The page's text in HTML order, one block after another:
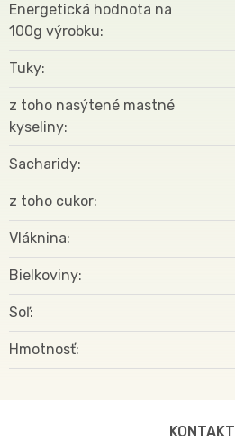
Energetická hodnota na
100g výrobku
Tuky
z toho nasýtené mastné
kyseliny
Sacharidy
z toho cukor
Vláknina
Bielkoviny
Soľ
Hmotnosť
KONTAKT